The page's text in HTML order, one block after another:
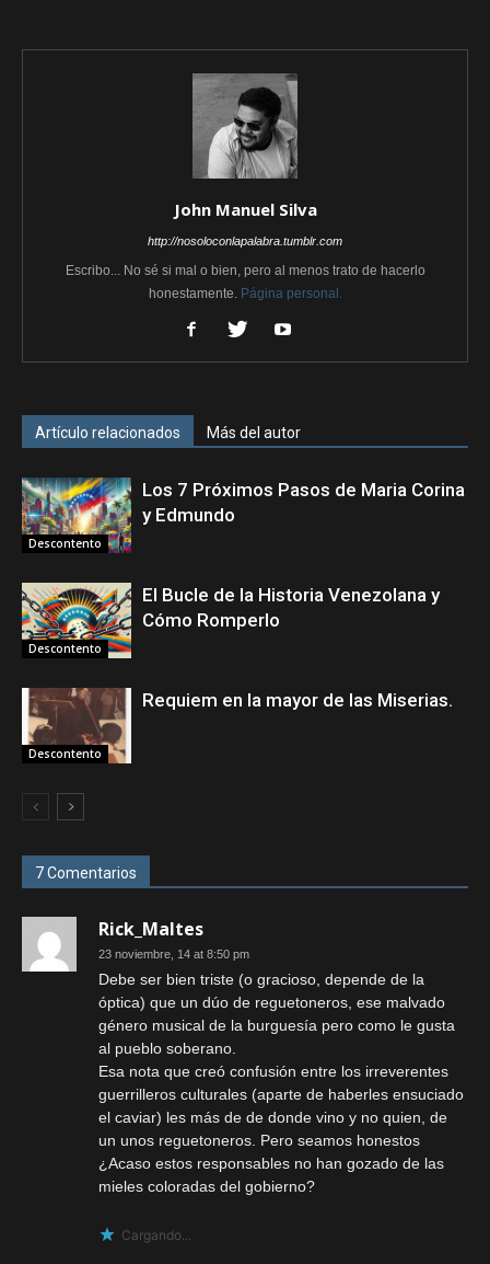
John Manuel Silva
http://nosoloconlapalabra.tumblr.com
Escribo... No sé si mal o bien, pero al menos trato de hacerlo
honestamente. Página personal.
Artículo relacionados Más del autor
Descontento
Los 7 Próximos Pasos de Maria Corina
y Edmundo
Descontento
El Bucle de la Historia Venezolana y
Cómo Romperlo
Descontento
Requiem en la mayor de las Miserias.
7 Comentarios
Rick_Maltes
23 noviembre, 14 at 8:50 pm
Debe ser bien triste (o gracioso, depende de la
óptica) que un dúo de reguetoneros, ese malvado
género musical de la burguesía pero como le gusta
al pueblo soberano.
Esa nota que creó confusión entre los irreverentes
guerrilleros culturales (aparte de haberles ensuciado
el caviar) les más de de donde vino y no quien, de
un unos reguetoneros. Pero seamos honestos
¿Acaso estos responsables no han gozado de las
mieles coloradas del gobierno?
Cargando...